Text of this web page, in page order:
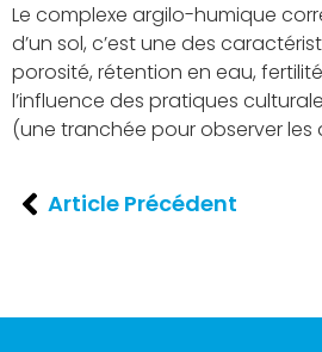
Le complexe argilo-humique
d’un sol, c’est une des
porosité, rétention en eau,
l’influence des pratiques
(une tranchée pour observer les
Article Précédent